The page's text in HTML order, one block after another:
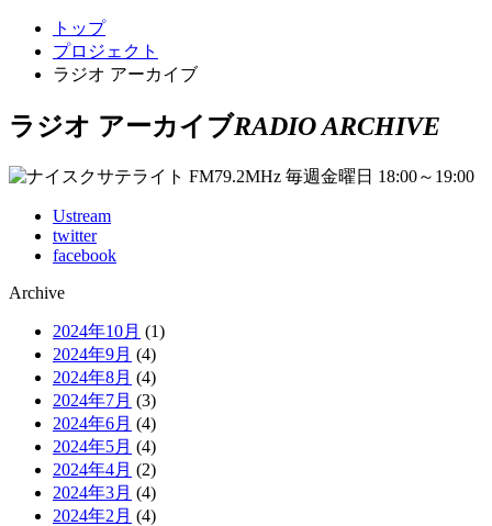
トップ
プロジェクト
ラジオ アーカイブ
ラジオ アーカイブRADIO ARCHIVE
Ustream
twitter
facebook
Archive
2024年10月 (1)
2024年9月 (4)
2024年8月 (4)
2024年7月 (3)
2024年6月 (4)
2024年5月 (4)
2024年4月 (2)
2024年3月 (4)
2024年2月 (4)